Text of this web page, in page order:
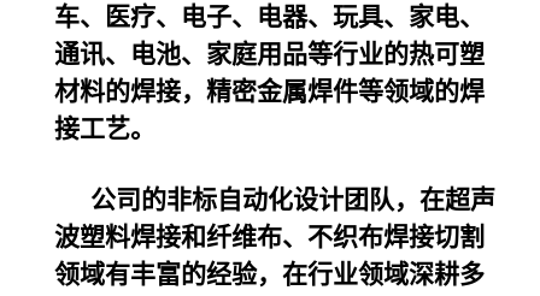
车、医疗、电子、电器、玩具、家电、
通讯、电池、家庭用品等行业的热可塑
材料的焊接，精密金属焊件等领域的焊
接工艺。
公司的非标自动化设计团队，在超声
波塑料焊接和纤维布、不织布焊接切割
领域有丰富的经验，在行业领域深耕多